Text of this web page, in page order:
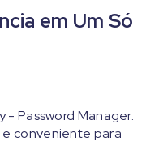
em Um Só
- Password Manager.
conveniente para